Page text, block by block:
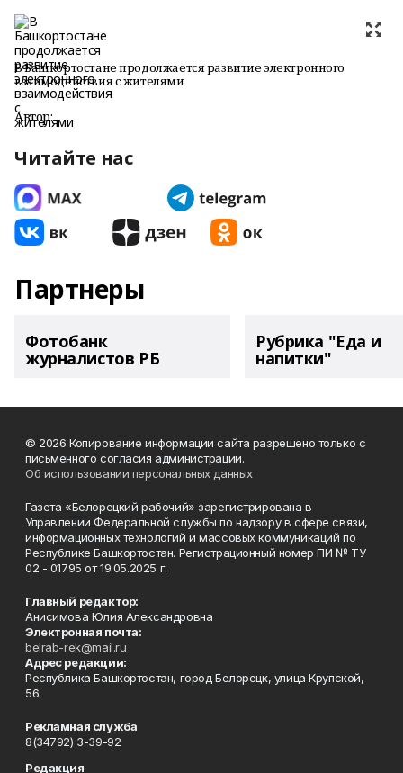
В Башкортостане продолжается развитие электронного
взаимодействия с жителями
Автор:
Читайте нас
Партнеры
Фотобанк
журналистов РБ
Рубрика "Еда и
напитки"
© 2026 Копирование информации сайта разрешено только с
письменного согласия администрации.
Об использовании персональных данных
Газета «Белорецкий рабочий» зарегистрирована в
Управлении Федеральной службы по надзору в сфере связи,
информационных технологий и массовых коммуникаций по
Республике Башкортостан. Регистрационный номер ПИ № ТУ
02 - 01795 от 19.05.2025 г.
Главный редактор:
Анисимова Юлия Александровна
Электронная почта:
belrab-rek@mail.ru
Адрес редакции:
Республика Башкортостан, город Белорецк, улица Крупской,
56.
Рекламная служба
8(34792) 3-39-92
Редакция